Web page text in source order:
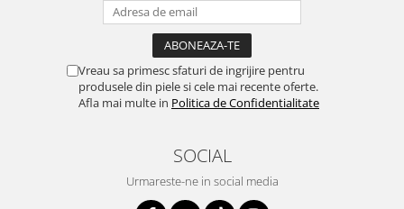
Vreau sa primesc sfaturi de ingrijire pentru
produsele din piele si cele mai recente oferte.
Afla mai multe in Politica de Confidentialitate
SOCIAL
Urmareste-ne in social media